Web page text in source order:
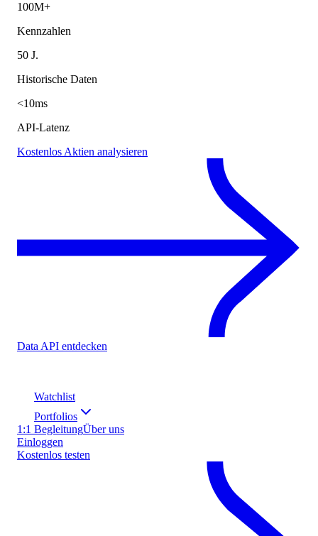
100M+
Kennzahlen
50 J.
Historische Daten
<10ms
API-Latenz
Kostenlos Aktien analysieren
Data API entdecken
Watchlist
Portfolios
1:1 BegleitungÜber uns
Einloggen
Kostenlos testen